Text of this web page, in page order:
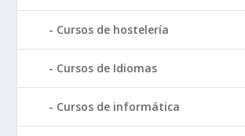
Cursos de hostelería
Cursos de Idiomas
Cursos de informática